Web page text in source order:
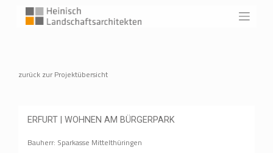
zurück zur Projektübersicht
ERFURT | WOHNEN AM BÜRGERPARK
Bauherr: Sparkasse Mittelthüringen